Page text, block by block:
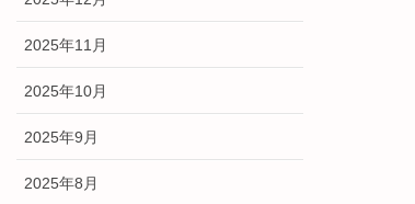
2025年11月
2025年10月
2025年9月
2025年8月